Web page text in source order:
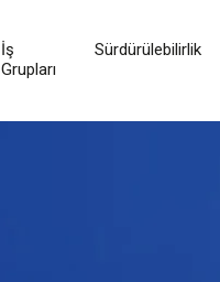
İş
Grupları
Sürdürülebilirlik